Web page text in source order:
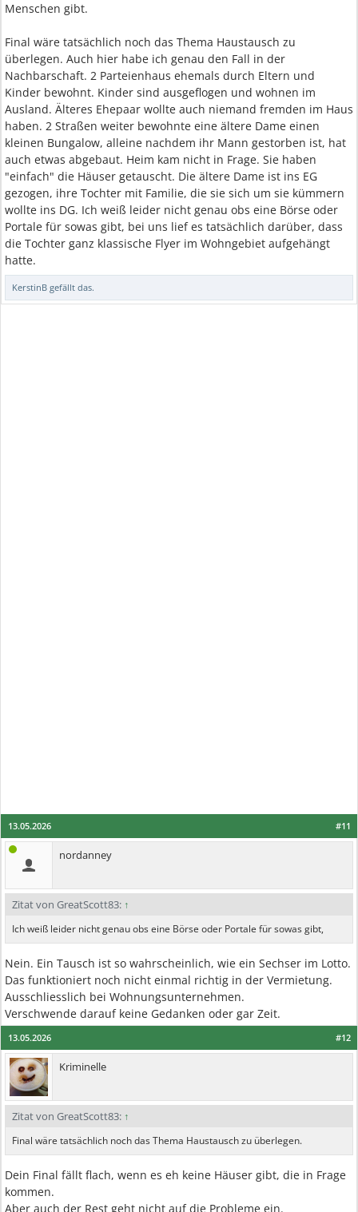
Menschen gibt.
Final wäre tatsächlich noch das Thema Haustausch zu
überlegen. Auch hier habe ich genau den Fall in der
Nachbarschaft. 2 Parteienhaus ehemals durch Eltern und
Kinder bewohnt. Kinder sind ausgeflogen und wohnen im
Ausland. Älteres Ehepaar wollte auch niemand fremden im Haus
haben. 2 Straßen weiter bewohnte eine ältere Dame einen
kleinen Bungalow, alleine nachdem ihr Mann gestorben ist, hat
auch etwas abgebaut. Heim kam nicht in Frage. Sie haben
"einfach" die Häuser getauscht. Die ältere Dame ist ins EG
gezogen, ihre Tochter mit Familie, die sie sich um sie kümmern
wollte ins DG. Ich weiß leider nicht genau obs eine Börse oder
Portale für sowas gibt, bei uns lief es tatsächlich darüber, dass
die Tochter ganz klassische Flyer im Wohngebiet aufgehängt
hatte.
KerstinB gefällt das.
#11
13.05.2026
nordanney
Zitat von GreatScott83: ↑
Ich weiß leider nicht genau obs eine Börse oder Portale für sowas gibt,
Nein. Ein Tausch ist so wahrscheinlich, wie ein Sechser im Lotto.
Das funktioniert noch nicht einmal richtig in der Vermietung.
Ausschliesslich bei Wohnungsunternehmen.
Verschwende darauf keine Gedanken oder gar Zeit.
#12
13.05.2026
Kriminelle
Zitat von GreatScott83: ↑
Final wäre tatsächlich noch das Thema Haustausch zu überlegen.
Dein Final fällt flach, wenn es eh keine Häuser gibt, die in Frage
kommen.
Aber auch der Rest geht nicht auf die Probleme ein.